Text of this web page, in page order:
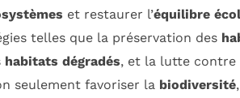
et restaurer l’équilibre
telles que la préservation des
habitats dégradés, et la lutte
seulement favoriser la biodiversité